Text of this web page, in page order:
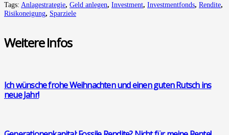
Tags: Anlagestrategie, Geld anlegen, Investment, Investmentfonds, Rendite,
Risikoneigung, Sparziele
Wei­te­re Infos
Ich wün­sche fro­he Weih­nach­ten und einen guten Rutsch ins
neue Jahr!